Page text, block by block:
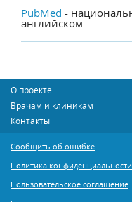
PubMed -
английском
О проекте
Врачам и клиникам
Контакты
Сообщить об ошибке
Политика конфиденциальности
Пользовательское соглашение